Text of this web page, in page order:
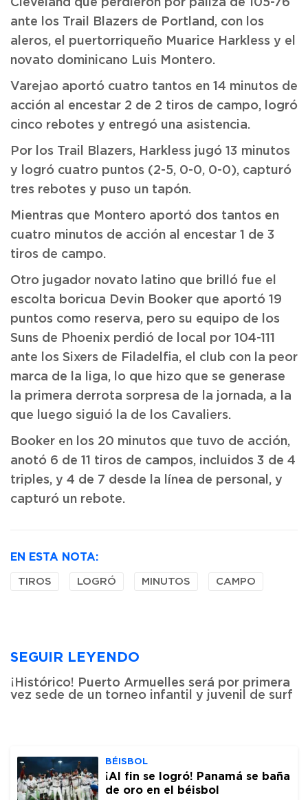
Cleveland que perdieron por paliza de 105-76
ante los Trail Blazers de Portland, con los
aleros, el puertorriqueño Muarice Harkless y el
novato dominicano Luis Montero.
Varejao aportó cuatro tantos en 14 minutos de
acción al encestar 2 de 2 tiros de campo, logró
cinco rebotes y entregó una asistencia.
Por los Trail Blazers, Harkless jugó 13 minutos
y logró cuatro puntos (2-5, 0-0, 0-0), capturó
tres rebotes y puso un tapón.
Mientras que Montero aportó dos tantos en
cuatro minutos de acción al encestar 1 de 3
tiros de campo.
Otro jugador novato latino que brilló fue el
escolta boricua Devin Booker que aportó 19
puntos como reserva, pero su equipo de los
Suns de Phoenix perdió de local por 104-111
ante los Sixers de Filadelfia, el club con la peor
marca de la liga, lo que hizo que se generase
la primera derrota sorpresa de la jornada, a la
que luego siguió la de los Cavaliers.
Booker en los 20 minutos que tuvo de acción,
anotó 6 de 11 tiros de campos, incluidos 3 de 4
triples, y 4 de 7 desde la línea de personal, y
capturó un rebote.
EN ESTA NOTA:
TIROS LOGRÓ MINUTOS CAMPO
SEGUIR LEYENDO
¡Histórico! Puerto Armuelles será por primera
vez sede de un torneo infantil y juvenil de surf
BÉISBOL
¡Al fin se logró! Panamá se baña
de oro en el béisbol